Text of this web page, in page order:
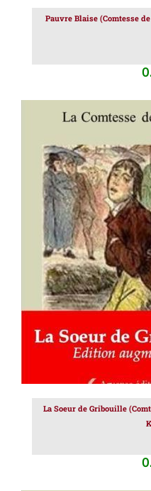
Pauvre Blaise (Comtesse
AJOUTER AU PANIER
La Soeur de Gribouille